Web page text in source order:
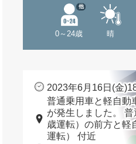
0～24歳
他
晴
2023年6月16日(金
普通乗用車と軽自動
が発生しました。
歳運転）の前方と軽
運転） 付近